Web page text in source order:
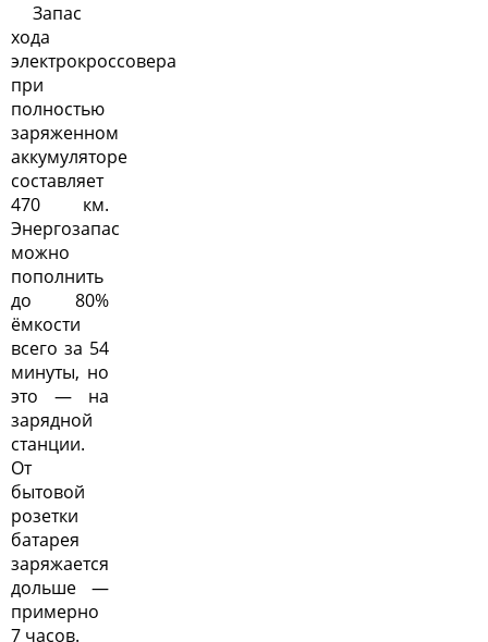
Запас
хода
электрокроссовера
при
полностью
заряженном
аккумуляторе
составляет
470 км.
Энергозапас
можно
пополнить
до 80%
ёмкости
всего за 54
минуты, но
это — на
зарядной
станции.
От
бытовой
розетки
батарея
заряжается
дольше —
примерно
7 часов.